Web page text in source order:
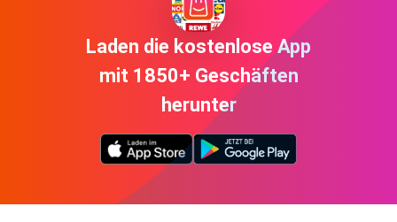
Laden die kostenlose App
mit 1850+ Geschäften
herunter